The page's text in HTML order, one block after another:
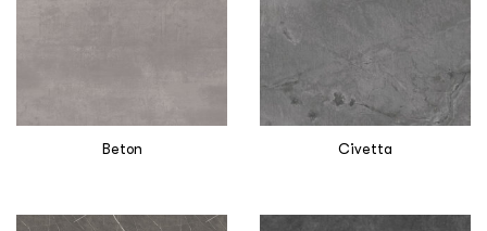
Beton Civetta